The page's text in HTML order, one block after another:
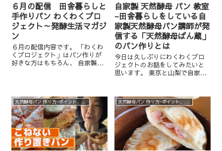
６月の配信 田舎暮らしと
手作りパン わくわくプロ
ジェクト～発酵生活マガジ
ン
６月の配信内容です。 「わくわ
くプロジェクト」はパン作りが
好きな方はもちろん、 自家製酵
てみたい 発酵食を作ってみたい
昔ながらの仕事を...
自家製 天然酵母 パン 教室
−田舎暮らしをしている自
家製天然酵母パン講師が発
信する「天然酵母ぱん蔵」
のパン作りとは
今日は久しぶりにわくわくプロ
ジェクトのお話をしてみたいと
思います。 東京と山梨で自家製
る椿留美子です。 ラインで直接
お問い合わせはこちらから 今日
のお話は...
天然酵母パン 作り方−ポイント、実験、裏話など 天然酵母パン 作り方−ポイント、実験、裏話など